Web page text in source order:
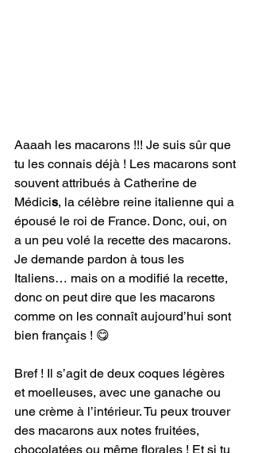
Aaaah les macarons !!! Je suis sûr que
tu les connais déjà ! Les macarons sont
souvent attribués à Catherine de
Médicis, la célèbre reine italienne qui a
épousé le roi de France. Donc, oui, on
a un peu volé la recette des macarons.
Je demande pardon à tous les
Italiens… mais on a modifié la recette,
donc on peut dire que les macarons
comme on les connaît aujourd’hui sont
bien français ! 😋
Bref ! Il s’agit de deux coques légères
et moelleuses, avec une ganache ou
une crème à l’intérieur. Tu peux trouver
des macarons aux notes fruitées,
chocolatées ou même florales ! Et si tu